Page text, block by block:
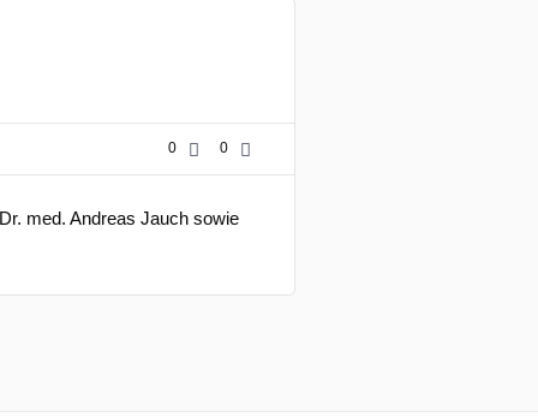
0 0
med. Andreas Jauch sowie